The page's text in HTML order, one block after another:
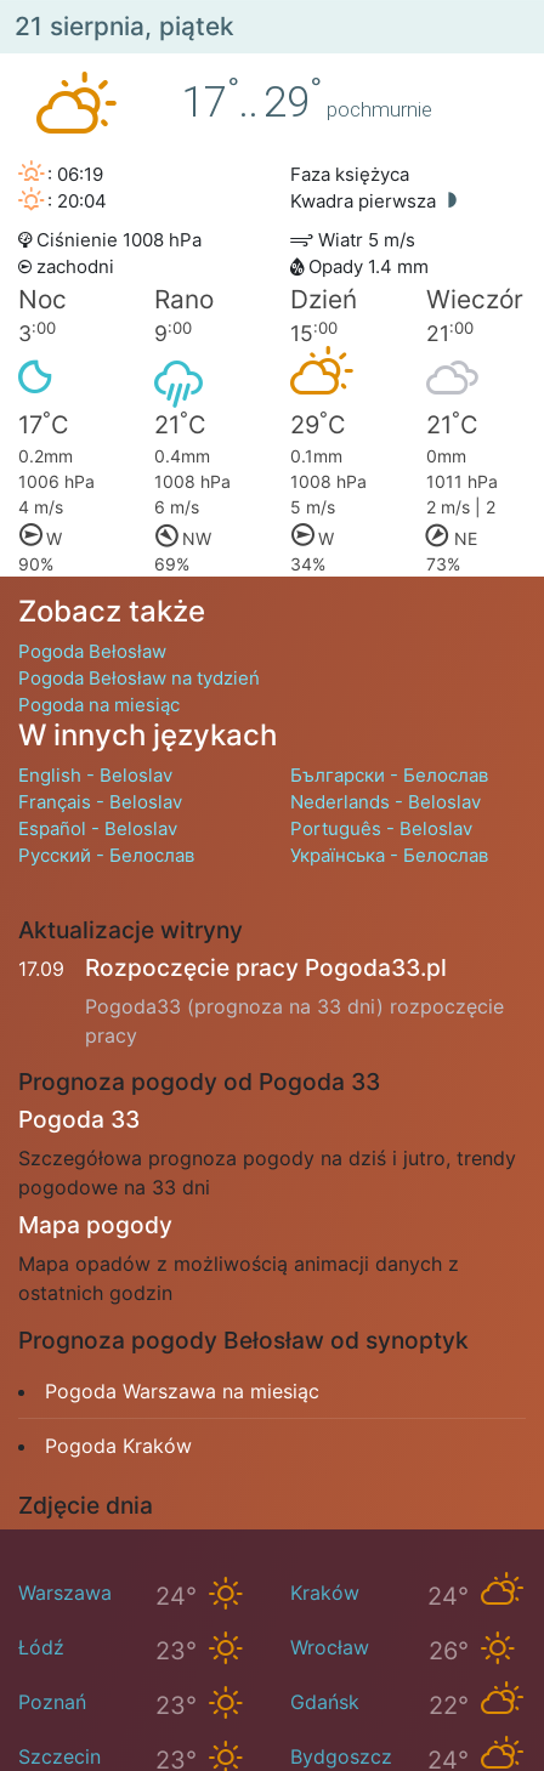
21 sierpnia, piątek
17°.. 29°
pochmurnie
: 06:19
: 20:04
Faza księżyca
Kwadra pierwsza
Ciśnienie 1008 hPa
Wiatr 5 m/s
zachodni
Opady 1.4 mm
Noc Rano Dzień Wieczór
3:00 9:00 15:00 21:00
17°C 21°C 29°C 21°C
0.2mm 0.4mm 0.1mm
0mm
1006 hPa
1008 hPa 1008 hPa
1011 hPa
4 m/s
6 m/s 5 m/s
2 m/s | 2
W
NW W
NE
90%
69% 34% 73%
Zobacz także
Pogoda Bełosław
Pogoda Bełosław na tydzień
Pogoda na miesiąc
W innych językach
English - Beloslav
Български - Белослав
Français - Beloslav
Nederlands - Beloslav
Español - Beloslav
Português - Beloslav
Русский - Белослав
Українська - Белослав
Aktualizacje witryny
17.09 Rozpoczęcie pracy Pogoda33.pl
Pogoda33 (prognoza na 33 dni) rozpoczęcie
pracy
Prognoza pogody od Pogoda 33
Pogoda 33
Szczegółowa prognoza pogody na dziś i jutro, trendy
pogodowe na 33 dni
Mapa pogody
Mapa opadów z możliwością animacji danych z
ostatnich godzin
Prognoza pogody Bełosław od synoptyk
Pogoda Warszawa na miesiąc
Pogoda Kraków
Zdjęcie dnia
Warszawa 24° Kraków 24°
Łódź 23° Wrocław 26°
Poznań 23° Gdańsk 22°
Szczecin 23° Bydgoszcz 24°